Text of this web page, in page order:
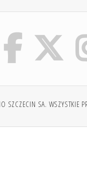
SZCZECIN SA. WSZYSTKIE